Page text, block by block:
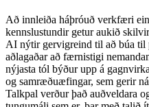
Að innleiða háþróuð verkfæri
kennslustundir getur aukið
AI nýtir gervigreind til að búa til
aðlagaðar að færnistigi
nýjasta tól býður upp á
og samræðuæfingar, sem gerir
Talkpal verður það auðveldara